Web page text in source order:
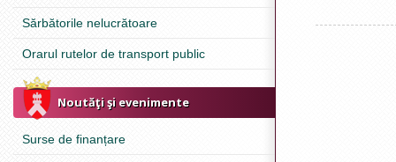
Sărbătorile nelucrătoare
Orarul rutelor de transport public
Noutăţi şi evenimente
Surse de finanțare